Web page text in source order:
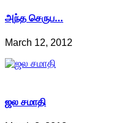
அந்த செருப…
March 12, 2012
ஜல சமாதி